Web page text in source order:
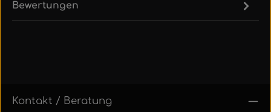
Bewertungen
Kontakt / Beratung